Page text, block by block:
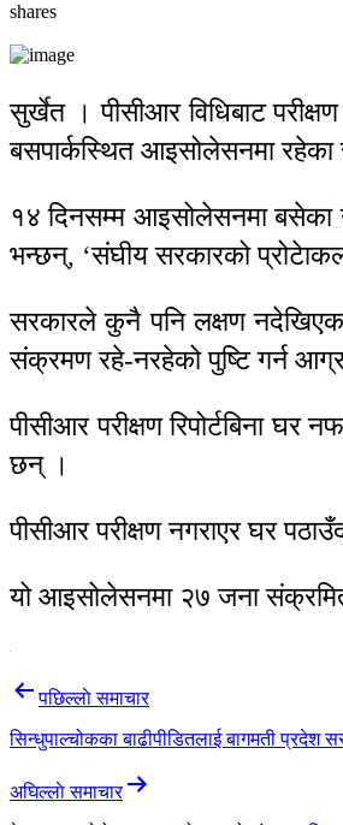
shares
सुर्खेत । पीसीआर विधिबाट
बसपार्कस्थित आइसोलेसनमा
१४ दिनसम्म आइसोलेसनमा बसेका
भन्छन्, ‘संघीय सरकारको
सरकारले कुनै पनि लक्षण
संक्रमण रहे-नरहेको पुष्टि गर्न
पीसीआर परीक्षण रिपोर्टबिना
छन् ।
पीसीआर परीक्षण नगराएर घर
यो आइसोलेसनमा २७ जना
Post
navigation
पछिल्लाे समाचार
सिन्धुपाल्चोकका बाढीपीडितलाई बागमती प्रदेश
अघिल्लाे समाचार